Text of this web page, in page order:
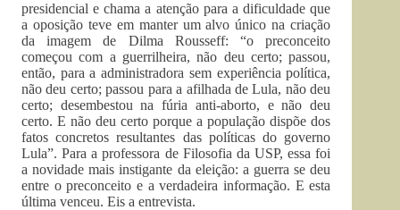
presidencial e chama a atenção para a dificuldade que
a oposição teve em manter um alvo único na criação
da imagem de Dilma Rousseff: “o preconceito
começou com a guerrilheira, não deu certo; passou,
então, para a administradora sem experiência política,
não deu certo; passou para a afilhada de Lula, não deu
certo; desembestou na fúria anti-aborto, e não deu
certo. E não deu certo porque a população dispõe dos
fatos concretos resultantes das políticas do governo
Lula”. Para a professora de Filosofia da USP, essa foi
a novidade mais instigante da eleição: a guerra se deu
entre o preconceito e a verdadeira informação. E esta
última venceu. Eis a entrevista.